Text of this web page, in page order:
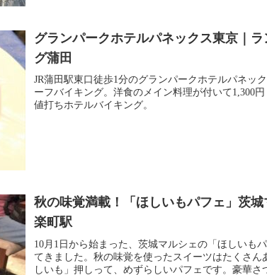
グランパークホテルパネックス東京｜
グ蒲田
JR蒲田駅東口徒歩1分のグランパークホテルパネッ
ーフバイキング。洋食のメイン料理が付いて1,300
値打ちホテルバイキング。
秋の味覚満載！「ほしいもパフェ」茨
楽町駅
10月1日から始まった、茨城マルシェの「ほしいも
てきました。秋の味覚を使ったスイーツはたくさん
しいも」押しって、めずらしいパフェです。豪華さ